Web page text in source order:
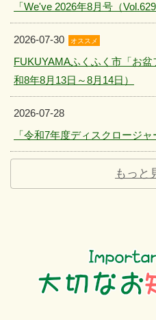
「We've 2026年8月号（
2026-07-30 オススメ
FUKUYAMAふくふく市「お
和8年8月13日～8月14日）
2026-07-28
「令和7年度ディスクロージ
もっと